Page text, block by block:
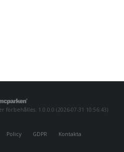
1.0.0.0 (2026-07-31 10:56:43)
Policy GDPR Kontakta